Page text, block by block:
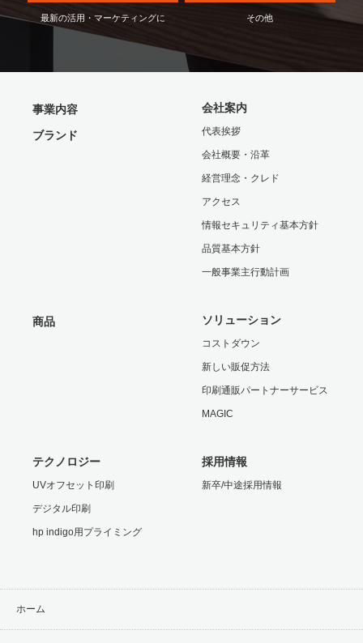
最新の活用・マーケティングに その他
事業内容
ブランド
会社案内
代表挨拶
会社概要・沿革
経営理念・クレド
アクセス
情報セキュリティ基本方針
品質基本方針
一般事業主行動計画
商品 ソリューション
コストダウン
新しい販促方法
印刷通販パートナーサービス
MAGIC
テクノロジー
UVオフセット印刷
デジタル印刷
hp indigo用プライミング
採用情報
新卒/中途採用情報
ホーム